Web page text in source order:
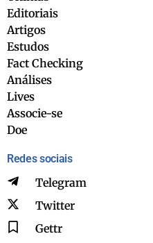
Editoriais
Artigos
Estudos
Fact Checking
Análises
Lives
Associe-se
Doe
Redes sociais
Telegram
Twitter
Gettr